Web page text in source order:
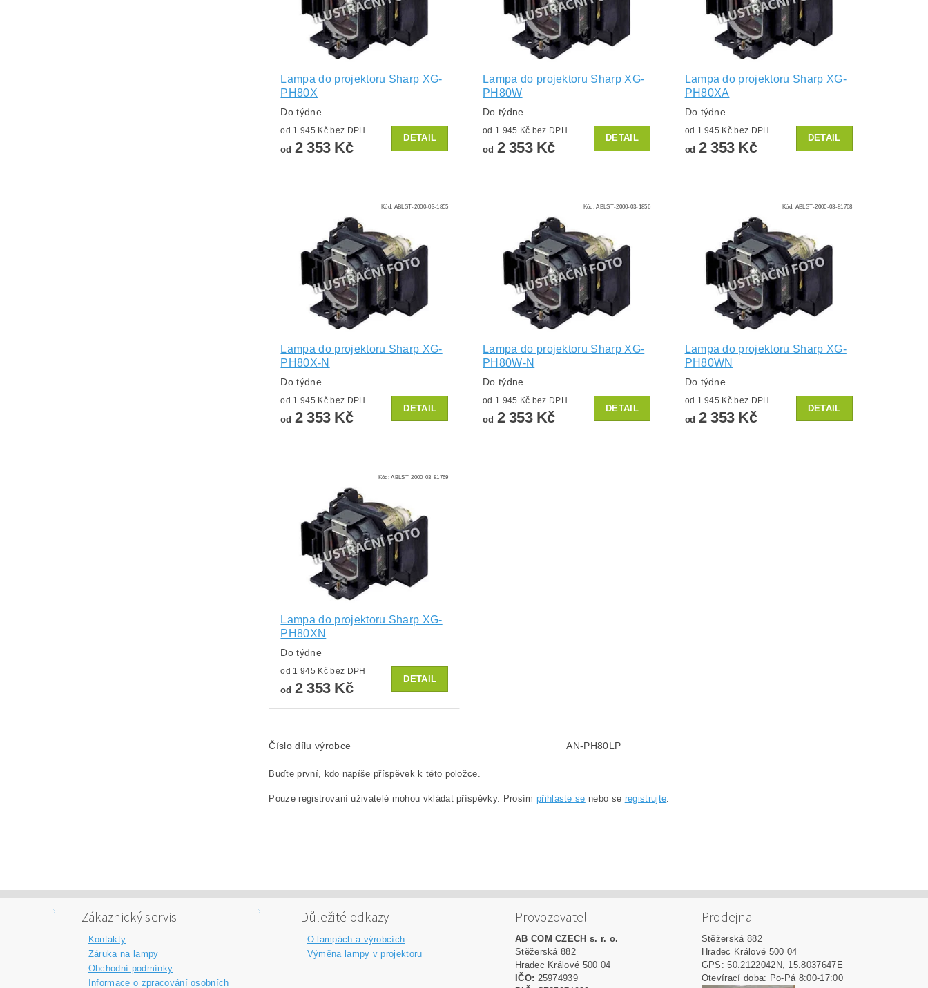
Lampa do projektoru Sharp XG-
PH80X
Do týdne
od 1 945 Kč bez DPH
od 2 353 Kč
DETAIL
Lampa do projektoru Sharp XG-
PH80W
Do týdne
od 1 945 Kč bez DPH
od 2 353 Kč
DETAIL
Lampa do projektoru Sharp XG-
PH80XA
Do týdne
od 1 945 Kč bez DPH
od 2 353 Kč
DETAIL
Kód: ABLST-2000-03-1855
Lampa do projektoru Sharp XG-
PH80X-N
Do týdne
od 1 945 Kč bez DPH
od 2 353 Kč
DETAIL
Kód:ABLST-2000-03-1856
Lampa do projektoru Sharp XG-
PH80W-N
Do týdne
od 1 945 Kč bez DPH
od 2 353 Kč
DETAIL
Kód: ABLST-2000-03-81768
Lampa do projektoru Sharp XG-
PH80WN
Do týdne
od 1 945 Kč bez DPH
od 2 353 Kč
DETAIL
Kód:ABLST-2000-03-81769
Lampa do projektoru Sharp XG-
PH80XN
Do týdne
od 1 945 Kč bez DPH
od 2 353 Kč
DETAIL
Číslo dílu výrobce AN-PH80LP
Buďte první, kdo napíše příspěvek k této položce.
Pouze registrovaní uživatelé mohou vkládat příspěvky. Prosím přihlaste se nebo se registrujte.
Zákaznický servis
Kontakty
Záruka na lampy
Obchodní podmínky
Informace o zpracování osobních
Důležité odkazy
O lampách a výrobcích
Výměna lampy v projektoru
Provozovatel
AB COM CZECH s. r. o.
Stěžerská 882
Hradec Králové 500 04
IČO: 25974939
Prodejna
Stěžerská 882
Hradec Králové 500 04
GPS: 50.2122042N, 15.8037647E
Otevírací doba: Po-Pá 8:00-17:00